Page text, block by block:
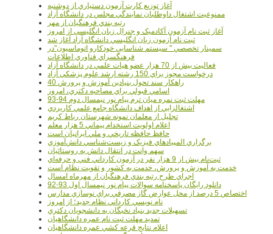
آغاز توزيع کارت آزمون دستياري از دوشنبه
ممنوعيت اشتغال داوطلبان نمايندگي مجلس در دانشگاه آزاد
رتبه بندي فرهنگيان از مهر
آغاز ثبت نام آزمون آکادميک و جنرال زبان انگليسي از امروز
ثبت نام آزمون زبان انگليسي دانشگاه آزاد آغاز شد
سمينار تخصصي " سيستم شناسايي خودکارو اتوماسيون"در
فرهنگسراي فناوري اطلاعات
فعاليت بيش از 70 هزار عضو هيات علمي در دانشگاه آزاد
درخواست مجوز براي 150 رشته ارشد علوم پزشکي آزاد
40 راهکار سند تحول بنيادين آموزش و پرورش
اسامي قبولي براي مصاحبه دکتري، امروز
مهلت ثبت نمره میان ترم پیام نور نیمسال دوم 94-93
اشتغالزايي از اهداف دانشگاه جامع علمي کاربردي
تجليل از معلمان نمونه شهرستان رباط کريم
اعلام اولويت استخدام پيماني 5 هزار معلم
حافظ حافظه تاريخي و ملي ايرانيان است
برگزاري المپيادهاي فيزيک و زيست‌شناسي دانش‌آموزي
سهم وانت در انتقال دانش به روستائيان
ثبت‌نام بيش از 9 هزار نفر در آزمون کارداني فني و حرفه‌اي
خدمت به آموزش و پرورش، خدمت به کشور و تقويت نظام است
اجراي طرح رتبه بندي فرهنگيان از مهرماه امسال
دانلود رایگان پاسخنامه سوالات پیام نور نیمسال اول 93-92
اختصاص 5 درصد از محل عوارض گاز مصرفي براي نوسازي مدارس
نام نويسي کارداني نظام جديد؛ از امروز
تسهيلات جديد بنياد نخبگان به دانشجويان دکتري
تمديد مهلت ثبت نام عمره دانشگاهيان
اعلام نتايج قرعه کشي عمره دانشگاهيان